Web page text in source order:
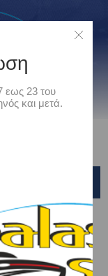
/ ΧΤΑΠΟΔΙΕΡΕΣ /
εως 23 του
και μετά.